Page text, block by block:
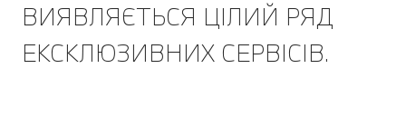
ВИЯВЛЯЄТЬСЯ ЦІЛИЙ РЯД
ЕКСКЛЮЗИВНИХ СЕРВІСІВ.